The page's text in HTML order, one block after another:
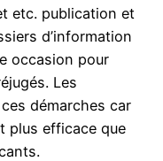
etc. publication et
d’information
occasion pour
Les
démarches car
plus efficace que